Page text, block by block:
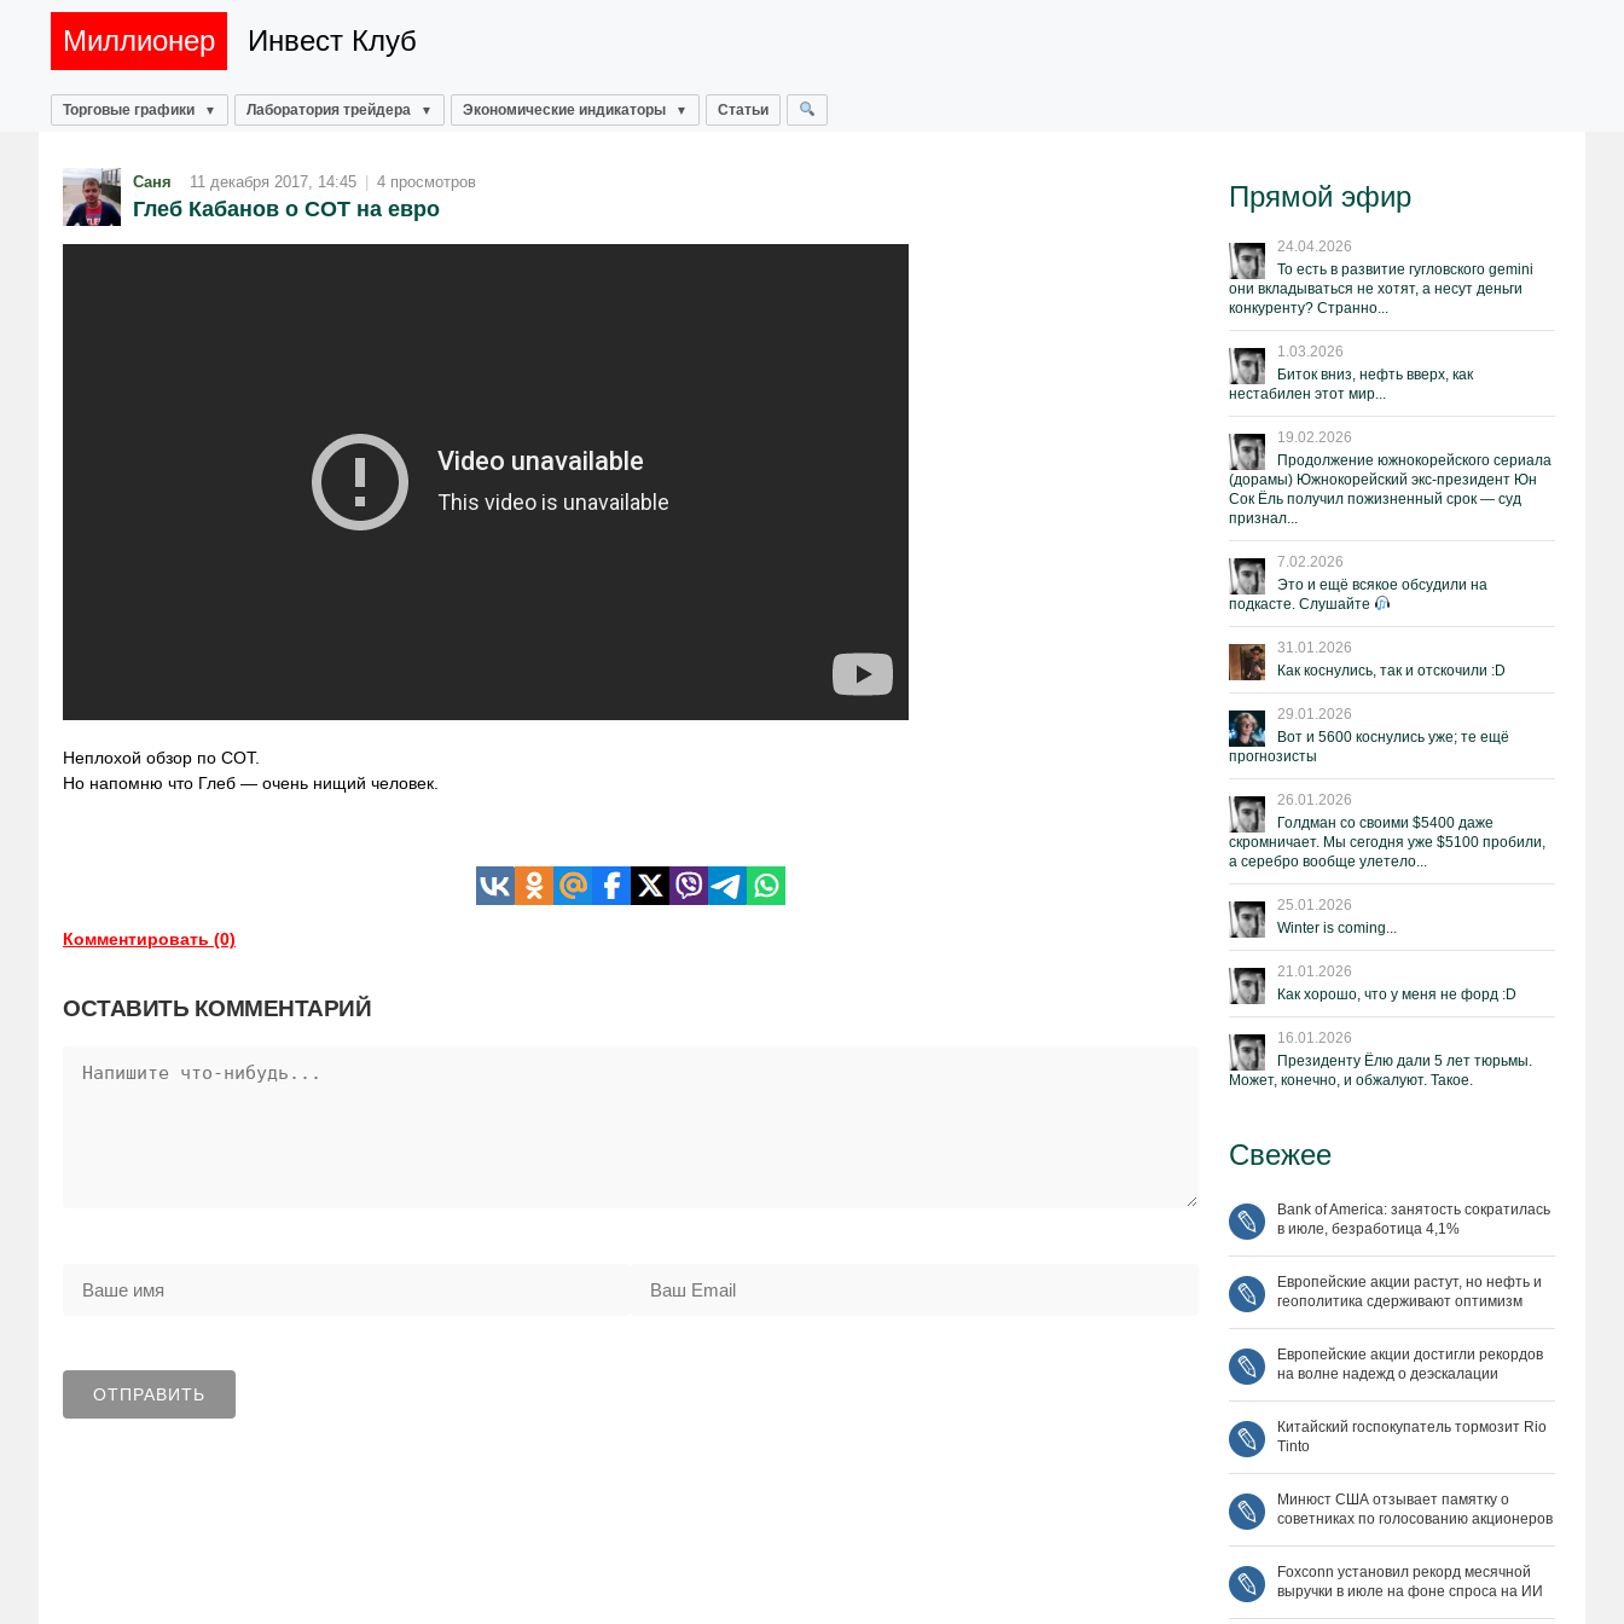
Миллионер Инвест Клуб
Торговые графики Лаборатория трейдера Экономические индикаторы Статьи
Саня 11 декабря 2017, 14:45 | 4 просмотров
Глеб Кабанов о СОТ на евро
Неплохой обзор по СОТ.
Но напомню что Глеб — очень нищий человек.
Комментировать (0)
ОСТАВИТЬ КОММЕНТАРИЙ
Прямой эфир
24.04.2026
То есть в развитие гугловского gemini
они вкладываться не хотят, а несут деньги
конкуренту? Странно...
1.03.2026
Биток вниз, нефть вверх, как
нестабилен этот мир...
19.02.2026
Продолжение южнокорейского сериала
(дорамы) Южнокорейский экс-президент Юн
Сок Ёль получил пожизненный срок — суд
признал...
7.02.2026
Это и ещё всякое обсудили на
подкасте. Слушайте
31.01.2026
Как коснулись, так и отскочили :D
29.01.2026
Вот и 5600 коснулись уже; те ещё
прогнозисты
26.01.2026
Голдман со своими $5400 даже
скромничает. Мы сегодня уже $5100 пробили,
а серебро вообще улетело...
25.01.2026
Winter is coming...
21.01.2026
Как хорошо, что у меня не форд :D
16.01.2026
Президенту Ёлю дали 5 лет тюрьмы.
Может, конечно, и обжалуют. Такое.
Свежее
Bank of America: занятость сократилась
в июле, безработица 4,1%
Европейские акции растут, но нефть и
геополитика сдерживают оптимизм
Европейские акции достигли рекордов
на волне надежд о деэскалации
Китайский госпокупатель тормозит Rio
Tinto
Минюст США отзывает памятку о
советниках по голосованию акционеров
Foxconn установил рекорд месячной
выручки в июле на фоне спроса на ИИ